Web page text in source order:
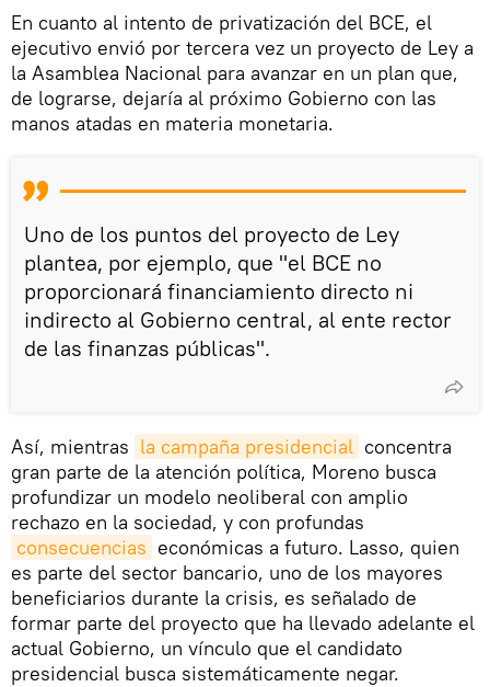
En cuanto al intento de privatización del BCE, el
ejecutivo envió por tercera vez un proyecto de Ley a
la Asamblea Nacional para avanzar en un plan que,
de lograrse, dejaría al próximo Gobierno con las
manos atadas en materia monetaria.
Uno de los puntos del proyecto de Ley
plantea, por ejemplo, que "el BCE no
proporcionará financiamiento directo ni
indirecto al Gobierno central, al ente rector
de las finanzas públicas".
Así, mientras la campaña presidencial concentra
gran parte de la atención política, Moreno busca
profundizar un modelo neoliberal con amplio
rechazo en la sociedad, y con profundas
consecuencias económicas a futuro. Lasso, quien
es parte del sector bancario, uno de los mayores
beneficiarios durante la crisis, es señalado de
formar parte del proyecto que ha llevado adelante el
actual Gobierno, un vínculo que el candidato
presidencial busca sistemáticamente negar.